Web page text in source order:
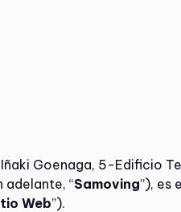
Goenaga, 5-Edificio
adelante, “Samoving”), es
Web”).